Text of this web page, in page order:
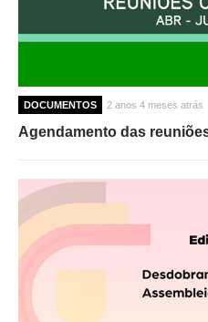
DOCUMENTOS 2 anos 4 meses atrás
Agendamento das